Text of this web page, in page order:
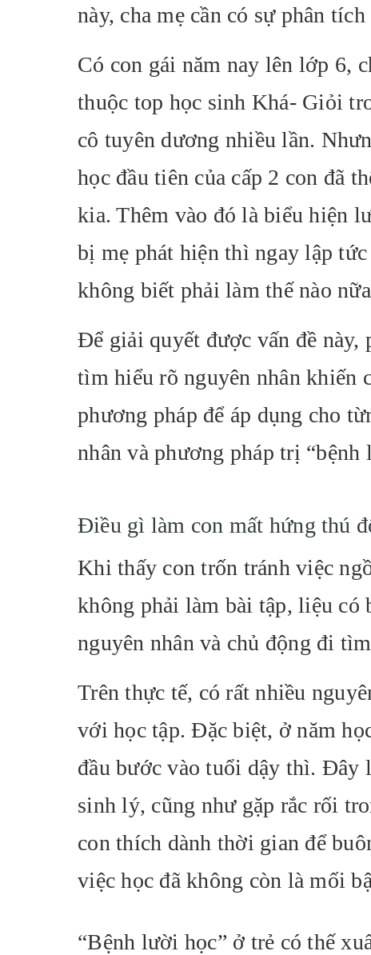
này, cha mẹ cần có sự phân
Có con gái năm nay lên lớp 6,
thuộc top học sinh Khá- Giỏi
cô tuyên dương nhiều lần.
học đầu tiên của cấp 2 con đã
kia. Thêm vào đó là biểu hiện
bị mẹ phát hiện thì ngay lập
không biết phải làm thế nào
Để giải quyết được vấn đề này,
tìm hiểu rõ nguyên nhân khiến
phương pháp để áp dụng cho
nhân và phương pháp trị
Điều gì làm con mất hứng thú
Khi thấy con trốn tránh việc
không phải làm bài tập, liệu có
nguyên nhân và chủ động đi
Trên thực tế, có rất nhiều
với học tập. Đặc biệt, ở năm
đầu bước vào tuổi dậy thì. Đây
sinh lý, cũng như gặp rắc rối
con thích dành thời gian để
việc học đã không còn là mối
“Bệnh lười học” ở trẻ có thế